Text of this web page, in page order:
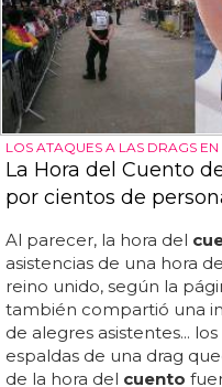
LOS ATAQUES A LAS DRAGS
La Hora del Cuento
por cientos de
Al parecer, la hora del
asistencias de una hora
reino unido, según la
también compartió una
de alegres asistentes...
espaldas de una drag
de la hora del cuento